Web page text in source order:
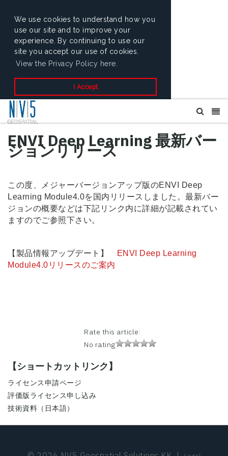
We use cookies to understand how you
use our site and to improve your
experience. By continuing to use our
site you accept our use of cookies.
View the Privacy Policy here.
I Accept
ENVI Deep Learning 最新バー
ジョンリリース
この度、メジャーバージョンアップ版のENVI Deep
Learning Module4.0を国内リリースしました。最新バー
ジョンの概要などは下記リンク内に詳細が記載されてい
ますのでご参照下さい。
【製品情報アップデート】
ENVI Deep Learning
Module4.0リリースのご案内
Rate this article:
No rating
【ショートカットリンク】
ライセンス申請ページ
評価版ライセンス申し込み
技術資料（日本語）